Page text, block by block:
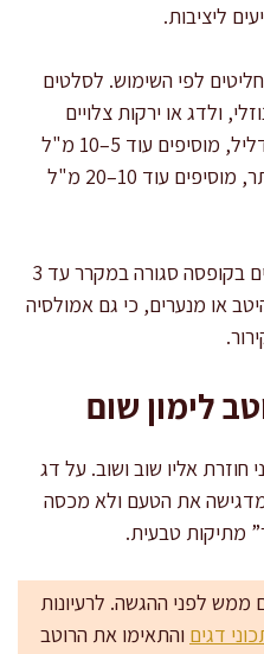
ליציבות.
לפי השימוש. לסלטים
ולדג או ירקות צלויים
מרקם סמיך יותר. אם רוצים דליל, מוסיפים עוד 5–10 מ"ל
מים קרים. אם רוצים סמיך יותר, מוסיפים עוד 10–20 מ"ל
הגשה: מגישים מיד, או שומרים בקופסה סגורה במקרר עד 3
או מנערים, כי גם אמולסיה
לימון שום
חוזרת אליו שוב ושוב. על דג
שמדגישה את הטעם ולא מכסה
מתיקות טבעית.
לפני ההגשה. לרעיונות
דגים והתאימו את הרוטב